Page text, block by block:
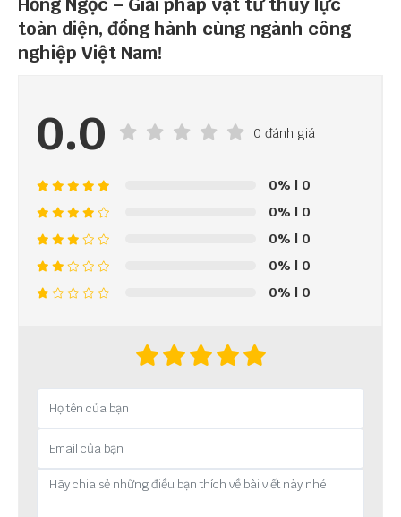
toàn diện, đồng hành cùng ngành công
nghiệp Việt Nam!
0.0 0 đánh giá
0% | 0
0% | 0
0% | 0
0% | 0
0% | 0